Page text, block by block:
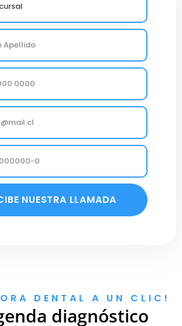
NUESTRA LLAMADA
DENTAL A UN CLIC!
diagnóstico